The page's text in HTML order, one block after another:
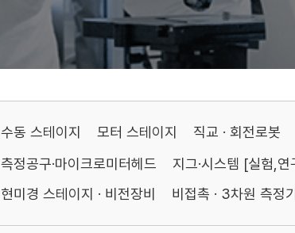
수동 스테이지 모터 스테이지 직교 · 회전로봇
측정공구·마이크로미터헤드
지그·시스템 [실험,연
현미경 스테이지 · 비전장비
비접촉 · 3차원 측정기